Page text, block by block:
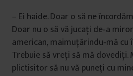
– Ei haide. Doar o să ne
Doar nu o să vă jucaţi de‑a
american, maimuţărindu‑mă cu
Trebuie să vreţi să mă dovediţi.
plictisitor să nu vă puneţi cu